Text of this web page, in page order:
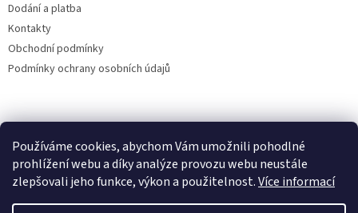
Používáme cookies, abychom Vám umožnili pohodlné
prohlížení webu a díky analýze provozu webu neustále
zlepšovali jeho funkce, výkon a použitelnost.Více informací
Dodání a platba
Kontakty
Obchodní podmínky
Podmínky ochrany osobních údajů